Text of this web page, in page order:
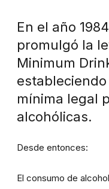
En el año
promulgó la
Minimum
mínima legal
alcohólicas.
Desde entonces:
El consumo de